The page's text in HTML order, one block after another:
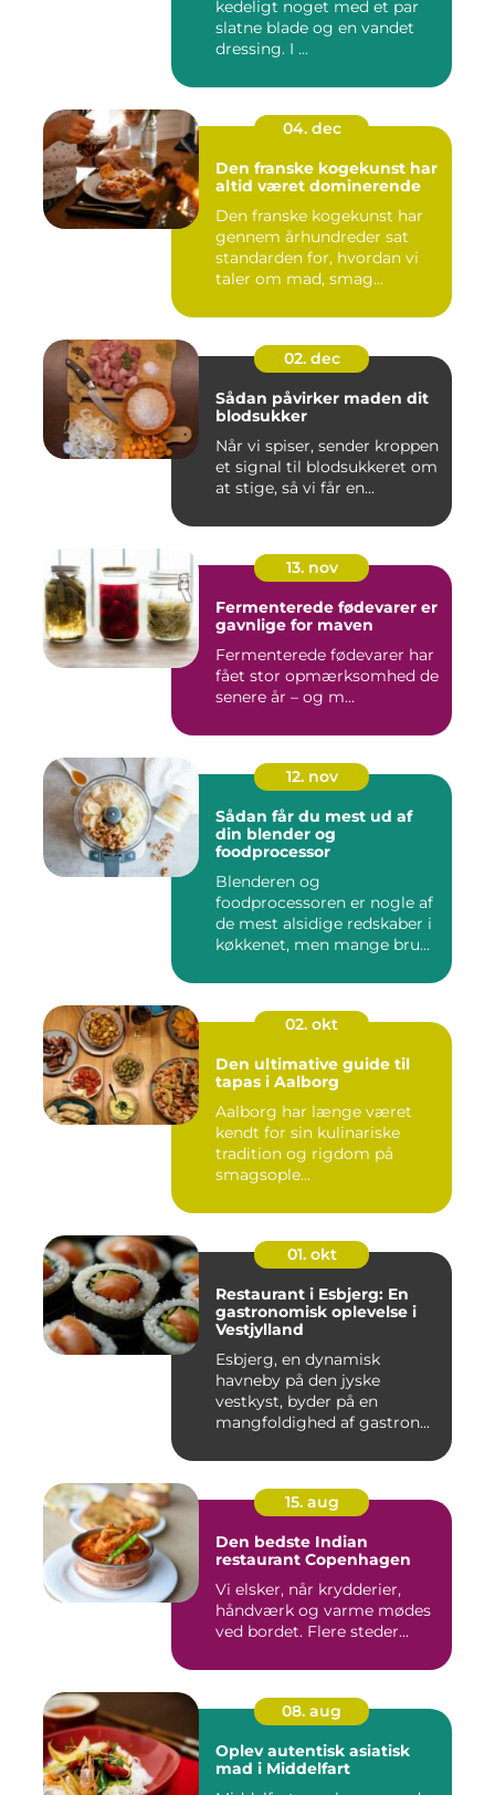
kedeligt noget med et par
slatne blade og en vandet
dressing. I ...
04. dec
Den franske kogekunst har
altid været dominerende
Den franske kogekunst har
gennem århundreder sat
standarden for, hvordan vi
taler om mad, smag...
02. dec
Sådan påvirker maden dit
blodsukker
Når vi spiser, sender kroppen
et signal til blodsukkeret om
at stige, så vi får en...
13. nov
Fermenterede fødevarer er
gavnlige for maven
Fermenterede fødevarer har
fået stor opmærksomhed de
senere år – og m...
12. nov
Sådan får du mest ud af
din blender og
foodprocessor
Blenderen og
foodprocessoren er nogle af
de mest alsidige redskaber i
køkkenet, men mange bru...
02. okt
Den ultimative guide til
tapas i Aalborg
Aalborg har længe været
kendt for sin kulinariske
tradition og rigdom på
smagsople...
01. okt
Restaurant i Esbjerg: En
gastronomisk oplevelse i
Vestjylland
Esbjerg, en dynamisk
havneby på den jyske
vestkyst, byder på en
mangfoldighed af gastron...
15. aug
Den bedste Indian
restaurant Copenhagen
Vi elsker, når krydderier,
håndværk og varme mødes
ved bordet. Flere steder...
08. aug
Oplev autentisk asiatisk
mad i Middelfart